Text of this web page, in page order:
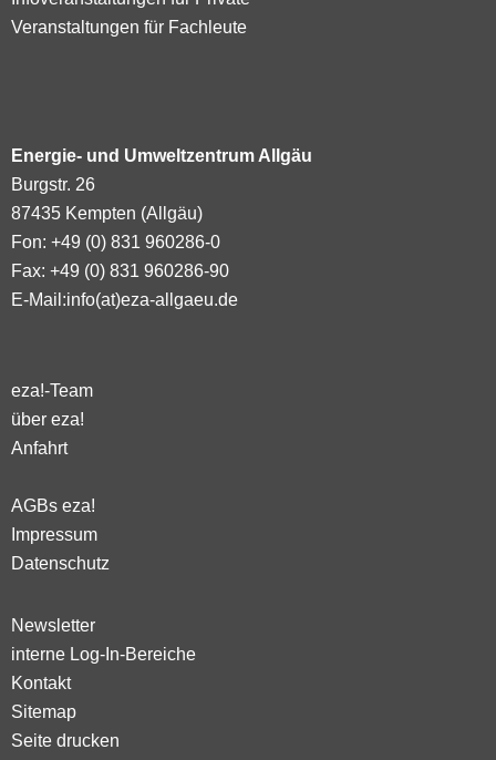
Veranstaltungen für Fachleute
Energie- und Umweltzentrum Allgäu
Burgstr. 26
87435 Kempten (Allgäu)
Fon: +49 (0) 831 960286-0
Fax: +49 (0) 831 960286-90
E-Mail:info(at)eza-allgaeu.de
eza!-Team
über eza!
Anfahrt
AGBs eza!
Impressum
Datenschutz
Newsletter
interne Log-In-Bereiche
Kontakt
Sitemap
Seite drucken